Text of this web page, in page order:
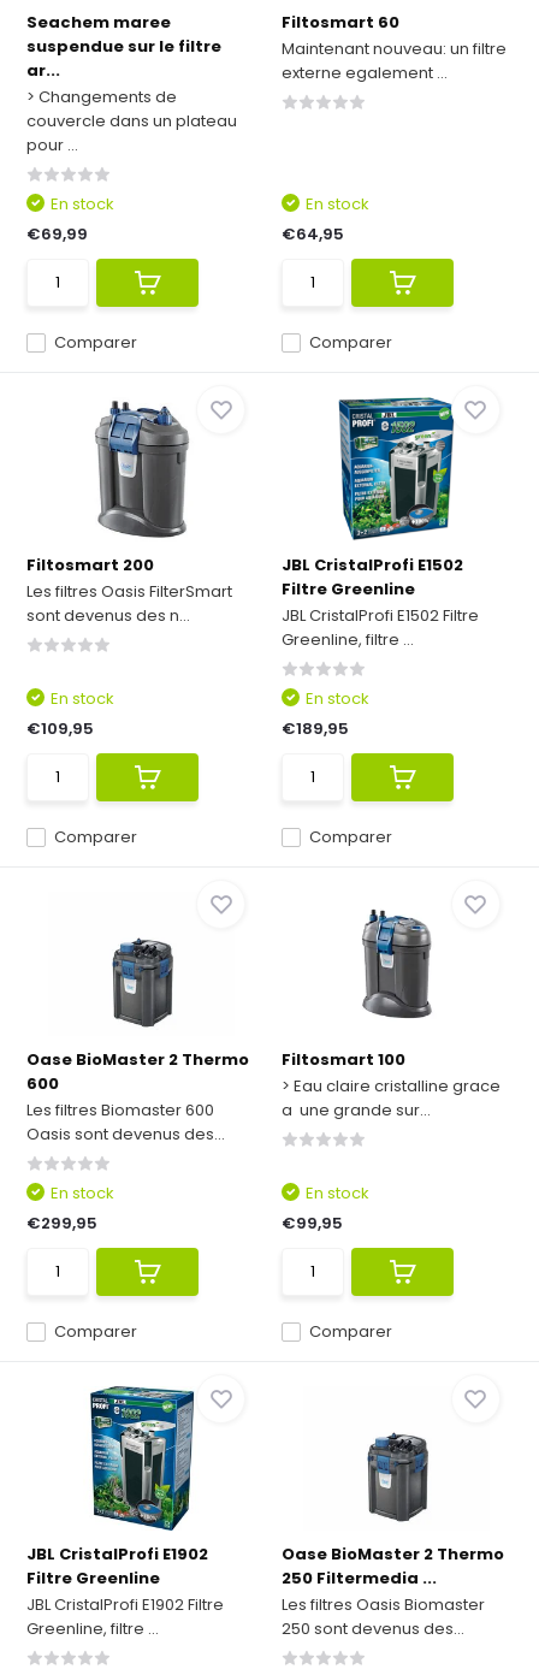
Seachem maree
suspendue sur le filtre
ar...
> Changements de
couvercle dans un plateau
pour ...
Comparer
En stock
€69,99
Filtosmart 60
Maintenant nouveau: un filtre
externe egalement ...
Comparer
En stock
€64,95
Filtosmart 200
Les filtres Oasis FilterSmart
sont devenus des n...
Comparer
En stock
€109,95
JBL CristalProfi E1502
Filtre Greenline
JBL CristalProfi E1502 Filtre
Greenline, filtre ...
Comparer
En stock
€189,95
Oase BioMaster 2 Thermo
600
Les filtres Biomaster 600
Oasis sont devenus des...
Comparer
En stock
€299,95
Filtosmart 100
> Eau claire cristalline grace
a une grande sur...
Comparer
En stock
€99,95
JBL CristalProfi E1902
Filtre Greenline
JBL CristalProfi E1902 Filtre
Greenline, filtre ...
Oase BioMaster 2 Thermo
250 Filtermedia ...
Les filtres Oasis Biomaster
250 sont devenus des...